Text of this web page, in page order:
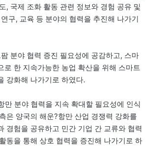
, 국제 조화 활동 관련 정보와 경험 공유 및
구, 교육 등 분야의 협력을 추진해 나가기
분야 협력 증진 필요성에 공감하고, 스마
로 한 지속가능한 농업 확산을 위해 스마트
강화해 나가기로 하였다.
만 분야 협력을 지속 확대할 필요성에 인식
은 양국의 해운?항만 산업 경쟁력 강화를
경험을 공유하고 민간 기업 간 교류와 협력
동을 통해 상호 협력을 증진해 나가기로 하